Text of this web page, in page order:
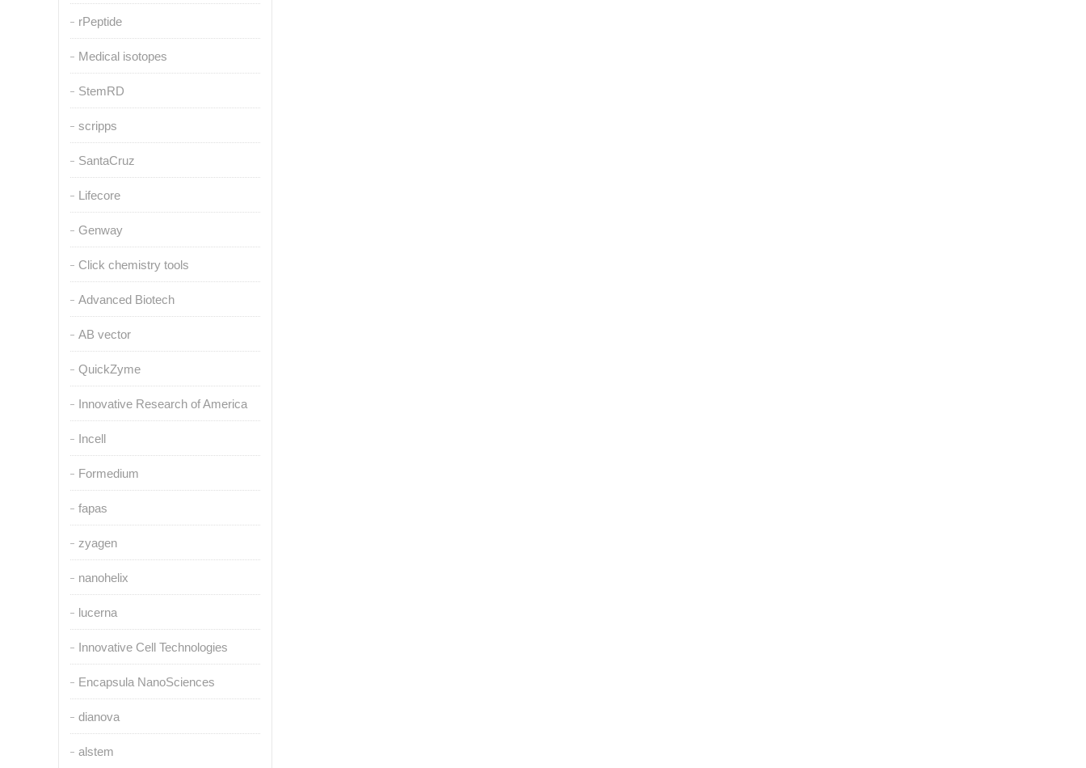
rPeptide
Medical isotopes
StemRD
scripps
SantaCruz
Lifecore
Genway
Click chemistry tools
Advanced Biotech
AB vector
QuickZyme
Innovative Research of America
Incell
Formedium
fapas
zyagen
nanohelix
lucerna
Innovative Cell Technologies
Encapsula NanoSciences
dianova
alstem